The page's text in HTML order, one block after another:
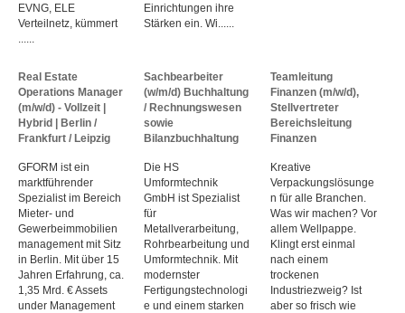
EVNG, ELE
Verteilnetz, kümmert
Einrichtungen ihre
Stärken ein. Wi......
Real Estate
Operations Manager
(m/w/d) - Vollzeit |
Hybrid | Berlin /
Frankfurt / Leipzig
GFORM ist ein
marktführender
Spezialist im Bereich
Mieter- und
Gewerbeimmobilien
management mit Sitz
in Berlin. Mit über 15
Jahren Erfahrung, ca.
1,35 Mrd. € Assets
under Management
Sachbearbeiter
(w/m/d) Buchhaltung
/ Rechnungswesen
sowie
Bilanzbuchhaltung
Die HS
Umformtechnik
GmbH ist Spezialist
für
Metallverarbeitung,
Rohrbearbeitung und
Umformtechnik. Mit
modernster
Fertigungstechnologi
e und einem starken
Teamleitung
Finanzen (m/w/d),
Stellvertreter
Bereichsleitung
Finanzen
Kreative
Verpackungslösunge
n für alle Branchen.
Was wir machen? Vor
allem Wellpappe.
Klingt erst einmal
nach einem
trockenen
Industriezweig? Ist
aber so frisch wie